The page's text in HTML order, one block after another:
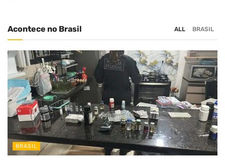
Acontece no Brasil ALL BRASIL
BRASIL